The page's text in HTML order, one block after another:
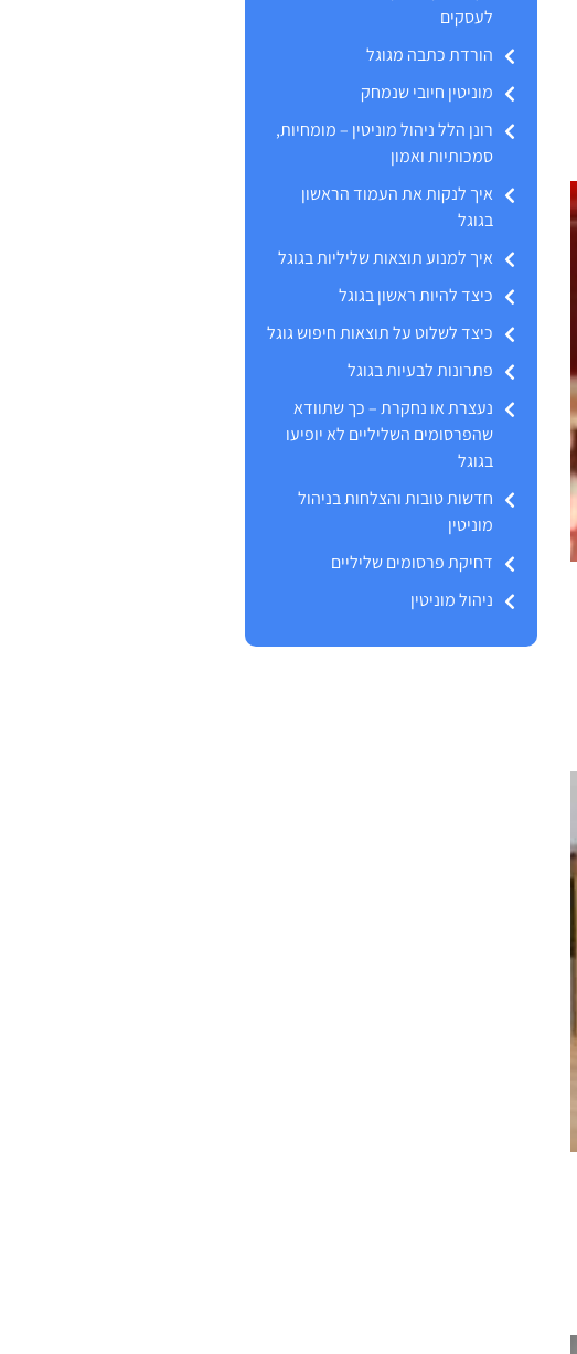
לעסקים
הורדת כתבה מגוגל
מוניטין חיובי שנמחק
רונן הלל ניהול מוניטין – מומחיות,
סמכותיות ואמון
איך לנקות את העמוד הראשון
בגוגל
איך למנוע תוצאות שליליות בגוגל
כיצד להיות ראשון בגוגל
כיצד לשלוט על תוצאות חיפוש גוגל
פתרונות לבעיות בגוגל
נעצרת או נחקרת – כך שתוודא
שהפרסומים השליליים לא יופיעו
בגוגל
חדשות טובות והצלחות בניהול
מוניטין
דחיקת פרסומים שליליים
ניהול מוניטין